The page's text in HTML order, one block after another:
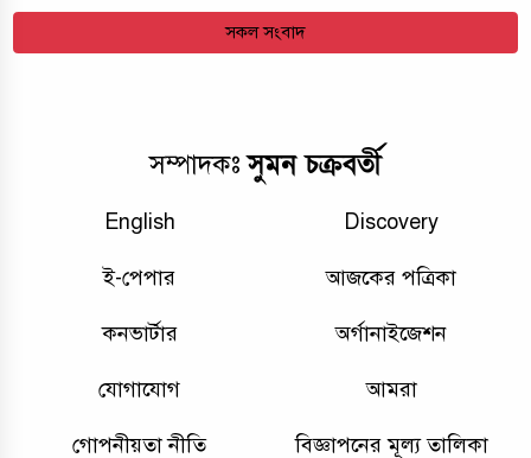
সকল সংবাদ
সম্পাদকঃসুমন চক্রবর্তী
English Discovery
ই-পেপার আজকের পত্রিকা
কনভার্টার অর্গানাইজেশন
যোগাযোগ আমরা
গোপনীয়তা নীতি বিজ্ঞাপনের মূল্য তালিকা